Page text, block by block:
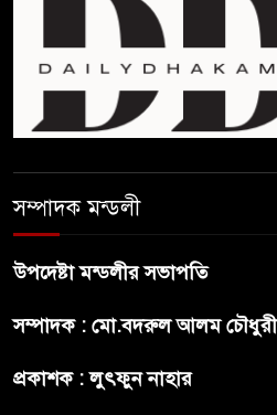
হবে
কাউকে
বন্ধুত্ব :
সম্পাদক মন্ডলী
উপদেষ্টা মন্ডলীর সভাপতি
সম্পাদক : মো.বদরুল আলম চৌধুরী
প্রকাশক : লুৎফুন নাহার